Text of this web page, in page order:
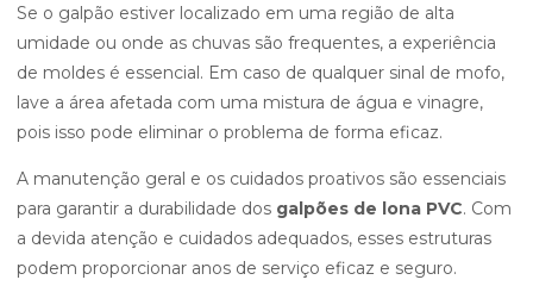
Se o galpão estiver localizado em uma região de alta
umidade ou onde as chuvas são frequentes, a experiência
de moldes é essencial. Em caso de qualquer sinal de mofo,
lave a área afetada com uma mistura de água e vinagre,
pois isso pode eliminar o problema de forma eficaz.
A manutenção geral e os cuidados proativos são essenciais
para garantir a durabilidade dos galpões de lona PVC. Com
a devida atenção e cuidados adequados, esses estruturas
podem proporcionar anos de serviço eficaz e seguro.